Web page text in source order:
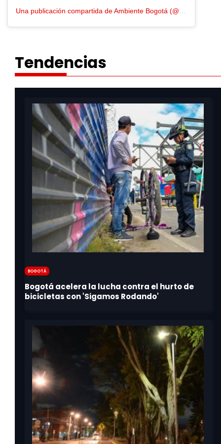
Una publicación compartida de Ambiente Bogotá (@ambiente_bogota)
Tendencias
Bogotá